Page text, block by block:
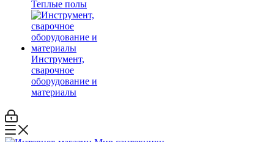
Теплые полы
Инструмент,
сварочное
оборудование и
материалы